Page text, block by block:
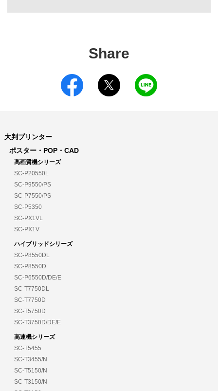
Share
大判プリンター
ポスター・POP・CAD
高画質機シリーズ
SC-P20550L
SC-P9550/PS
SC-P7550/PS
SC-P5350
SC-PX1VL
SC-PX1V
ハイブリッドシリーズ
SC-P8550DL
SC-P8550D
SC-P6550D/DE/E
SC-T7750DL
SC-T7750D
SC-T5750D
SC-T3750D/DE/E
高速機シリーズ
SC-T5455
SC-T3455/N
SC-T5150/N
SC-T3150/N